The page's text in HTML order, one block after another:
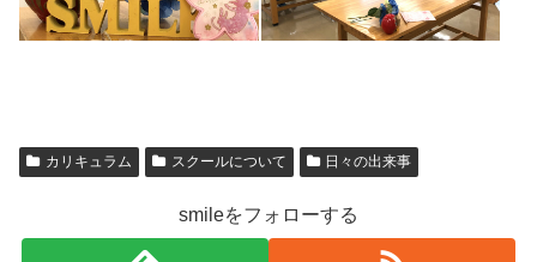
カリキュラム スクールについて 日々の出来事
smileをフォローする